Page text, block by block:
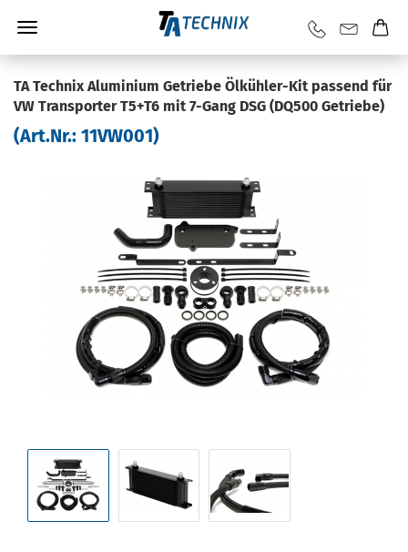
TA Tech­nix Alu­mi­ni­um Ge­trie­be Ölkühler-​Kit pas­send für
VW Trans­por­ter T5+T6 mit 7-​Gang DSG (DQ500 Ge­trie­be)
(Art.Nr.: 11VW001)